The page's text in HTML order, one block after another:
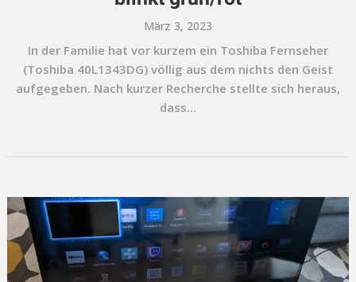
März 3, 2023
In der Familie hat vor kurzem ein Toshiba Fernseher
(Toshiba 40L1343DG) völlig aus dem nichts den Geist
aufgegeben. Nach kurzer Recherche stellte sich heraus,
dass...